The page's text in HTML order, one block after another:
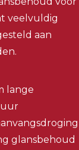
veelvuldig
aan
lange
glansbehoud